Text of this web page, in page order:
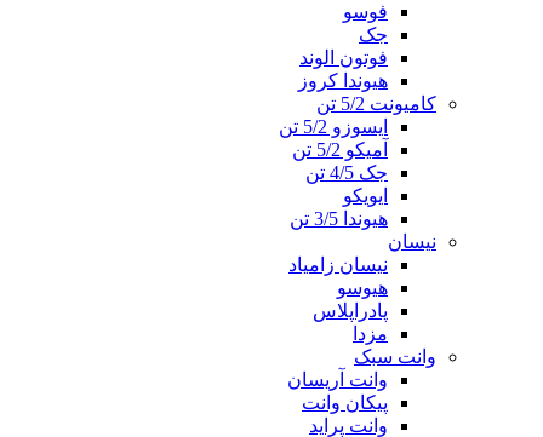
فوسو
جک
فوتون الوند
هیوندا کروز
کامیونت 5/2 تن
ایسوزو 5/2 تن
آمیکو 5/2 تن
جک 4/5 تن
ایویکو
هیوندا 3/5 تن
نیسان
نیسان زامیاد
هیوسو
پادراپلاس
مزدا
وانت سبک
وانت آریسان
پیکان وانت
وانت پراید